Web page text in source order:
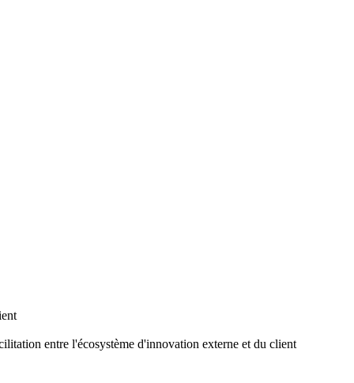
entre l'écosystème d'innovation externe et du client